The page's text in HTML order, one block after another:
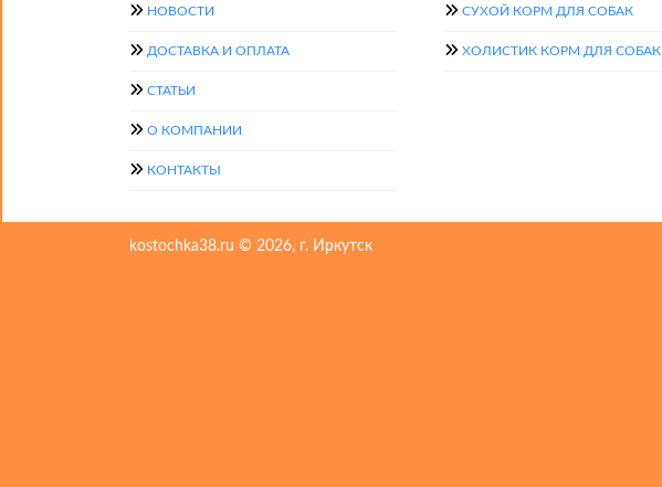
НОВОСТИ
ДОСТАВКА И ОПЛАТА
СТАТЬИ
О КОМПАНИИ
КОНТАКТЫ
СУХОЙ КОРМ ДЛЯ СОБАК
ХОЛИСТИК КОРМ ДЛЯ СОБАК
kostochka38.ru © 2026, г. Иркутск